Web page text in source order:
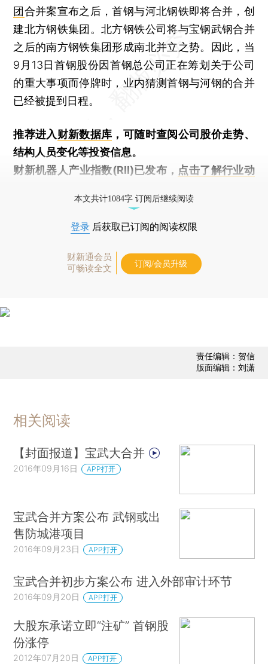
团合并案宣布之后，首钢与河北钢铁即将合并，创
建北方钢铁集团。北方钢铁公司将与宝钢武钢合并
之后的南方钢铁集团形成南北并立之势。因此，当
9月13日首钢股份因首钢总公司正在筹划关于公司
的重大事项而停牌时，业内猜测首钢与河钢的合并
已经被提到日程。
推荐进入财新数据库 ，可随时查阅公司股价走势、
结构人员变化等投资信息。
财新机器人产业指数(RII)已发布， 点击了解行业动
本文共计1084字 订阅后继续阅读
登录 后获取已订阅的阅读权限
财新通会员
可畅读全文
订阅/会员升级
责任编辑：贺信
版面编辑：刘潇
相关阅读
【封面报道】宝武大合并
2016年09月16日 APP打开
宝武合并方案公布 武钢或出
售防城港项目
2016年09月23日 APP打开
宝武合并初步方案公布 进入外部审计环节
2016年09月20日 APP打开
大股东承诺立即“注矿” 首钢股
份涨停
2012年07月20日 APP打开